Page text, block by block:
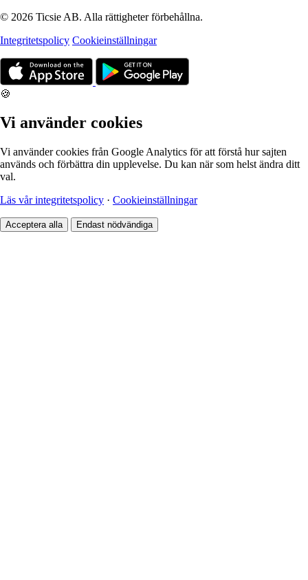
© 2026 Ticsie AB. Alla rättigheter förbehållna.
Integritetspolicy Cookieinställningar
🍪
Vi använder cookies
Vi använder cookies från Google Analytics för att förstå hur sajten
används och förbättra din upplevelse. Du kan när som helst ändra ditt
val.
Läs vår integritetspolicy · Cookieinställningar
Acceptera alla Endast nödvändiga